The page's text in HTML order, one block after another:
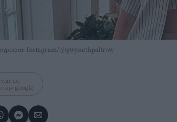
Instagram/ @gwynethpaltrow
ως
google